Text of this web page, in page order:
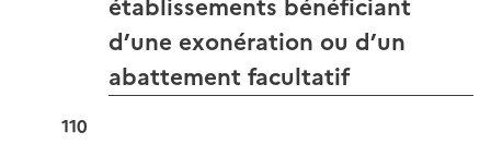
établissements bénéficiant
d’une exonération ou d’un
abattement facultatif
110